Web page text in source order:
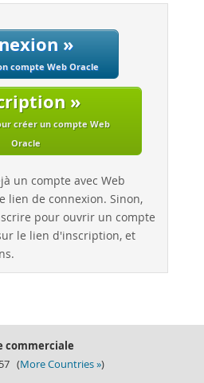
»
compte Web Oracle
»
créer un compte Web
Oracle
un compte avec Web
lien de connexion. Sinon,
pour ouvrir un compte
le lien d'inscription, et
commerciale
57 (More Countries »)